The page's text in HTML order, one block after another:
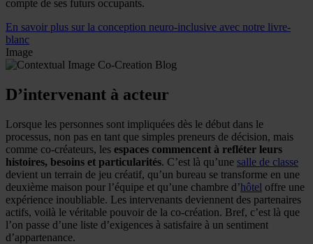
compte de ses futurs occupants.
En savoir plus sur la conception neuro-inclusive avec notre livre-
blanc
Image
D’intervenant à acteur
Lorsque les personnes sont impliquées dès le début dans le
processus, non pas en tant que simples preneurs de décision, mais
comme co-créateurs, les espaces commencent à refléter leurs
histoires, besoins et particularités. C’est là qu’une salle de classe
devient un terrain de jeu créatif, qu’un bureau se transforme en une
deuxième maison pour l’équipe et qu’une chambre d’hôtel offre une
expérience inoubliable. Les intervenants deviennent des partenaires
actifs, voilà le véritable pouvoir de la co-création. Bref, c’est là que
l’on passe d’une liste d’exigences à satisfaire à un sentiment
d’appartenance.